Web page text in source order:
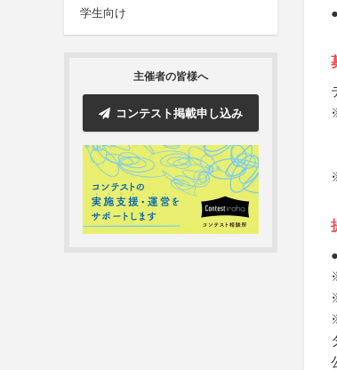
学生向け
主催者の皆様へ
コンテスト掲載申し込み